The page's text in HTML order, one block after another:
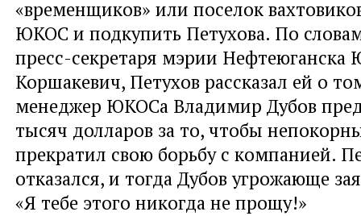
«временщиков» или поселок
ЮКОС и подкупить Петухова. По
пресс-секретаря мэрии Нефтеюганска
Коршакевич, Петухов рассказал ей о
менеджер ЮКОСа Владимир Дубов
тысяч долларов за то, чтобы
прекратил свою борьбу с компанией.
отказался, и тогда Дубов угрожающе
«Я тебе этого никогда не прощу!»